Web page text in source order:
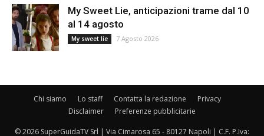
My Sweet Lie, anticipazioni trame dal 10
al 14 agosto
My sweet lie 7 Agosto 2026
Chi siamo Lo staff Contatta la redazione
Privacy
Disclaimer
Preferenze pubblicitarie
© 2026 SuperGuidaTV Srl | Via Cimarosa 65 - 80127 Napoli | C.F. P.Iva: